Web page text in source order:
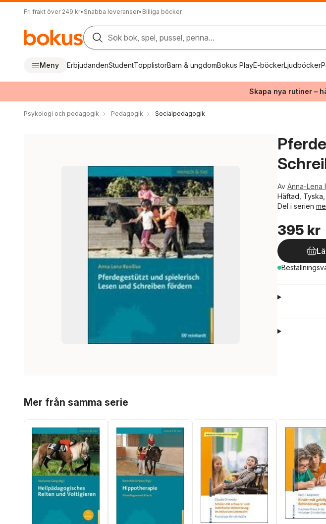
Fri frakt över 249 kr• Snabba leveranser• Billiga böcker
Sök bok, spel, pussel, penna...
Meny ErbjudandenStudentTopplistorBarn & ungdomBokus PlayE-böckerLjudböcker
Skapa nya rutiner –
Psykologi och pedagogik Pedagogik Socialpedagogik
Av Anna-Lena
Häftad,
Del i serien
395 kr
Mer från samma serie